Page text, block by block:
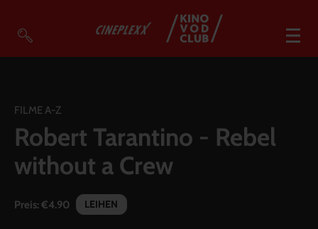
So geht’s
Filmpakete
Gutscheine
Account
FILME A-Z
Robert Tarantino - Rebel
without a Crew
Preis:€4.90 LEIHEN